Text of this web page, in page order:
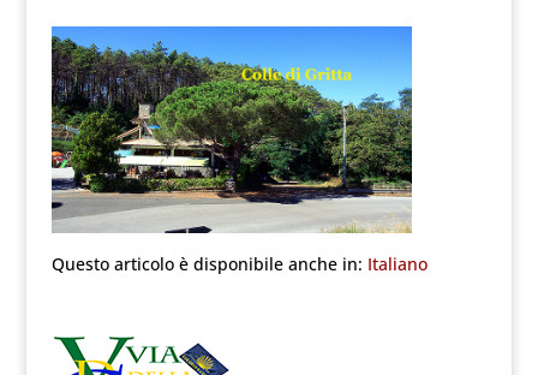
Questo articolo è disponibile anche in: Italiano